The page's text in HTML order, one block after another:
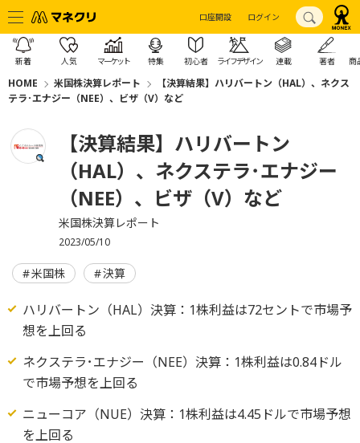
口座開設 ログイン
新着 人気 マーケット 特集 初心者 ライフデザイン 連載 著者 商
HOME 米国株決算レポート
【決算結果】ハリバートン（HAL）、ネクス
テラ･エナジー（NEE）、ビザ（V）など
【決算結果】ハリバートン
（HAL）、ネクステラ･エナジー
（NEE）、ビザ（V）など
米国株決算レポート
2023/05/10
米国株 決算
ハリバートン（HAL）決算：1株利益は72セントで市場予
想を上回る
ネクステラ･エナジー（NEE）決算：1株利益は0.84ドル
で市場予想を上回る
ニューコア（NUE）決算：1株利益は4.45ドルで市場予想
を上回る